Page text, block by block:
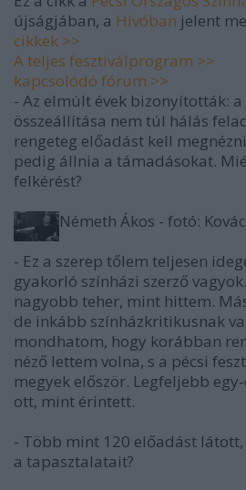
újságjában, a Hívóban jelent
cikkek >>
A teljes fesztiválprogram >>
kapcsolódó fórum >>
- Az elmúlt évek bizonyították:
összeállítása nem túl hálás
rengeteg előadást kell
pedig állnia a támadásokat.
felkérést?
Németh Ákos - fotó:
-­ Ez a szerep tőlem teljesen
gyakorló színházi szerző
nagyobb teher, mint hittem.
de inkább színházkritikusnak
mondhatom, hogy korábban
néző lettem volna, s a pécsi
megyek először. Legfeljebb
ott, mint érintett.
-­ Több mint 120 előadást látott,
a tapasztalatait?